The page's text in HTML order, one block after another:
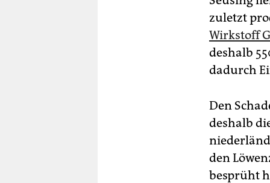
zuletzt
Wirkstoff
deshalb
dadurch
Den
deshalb
den
besprüht